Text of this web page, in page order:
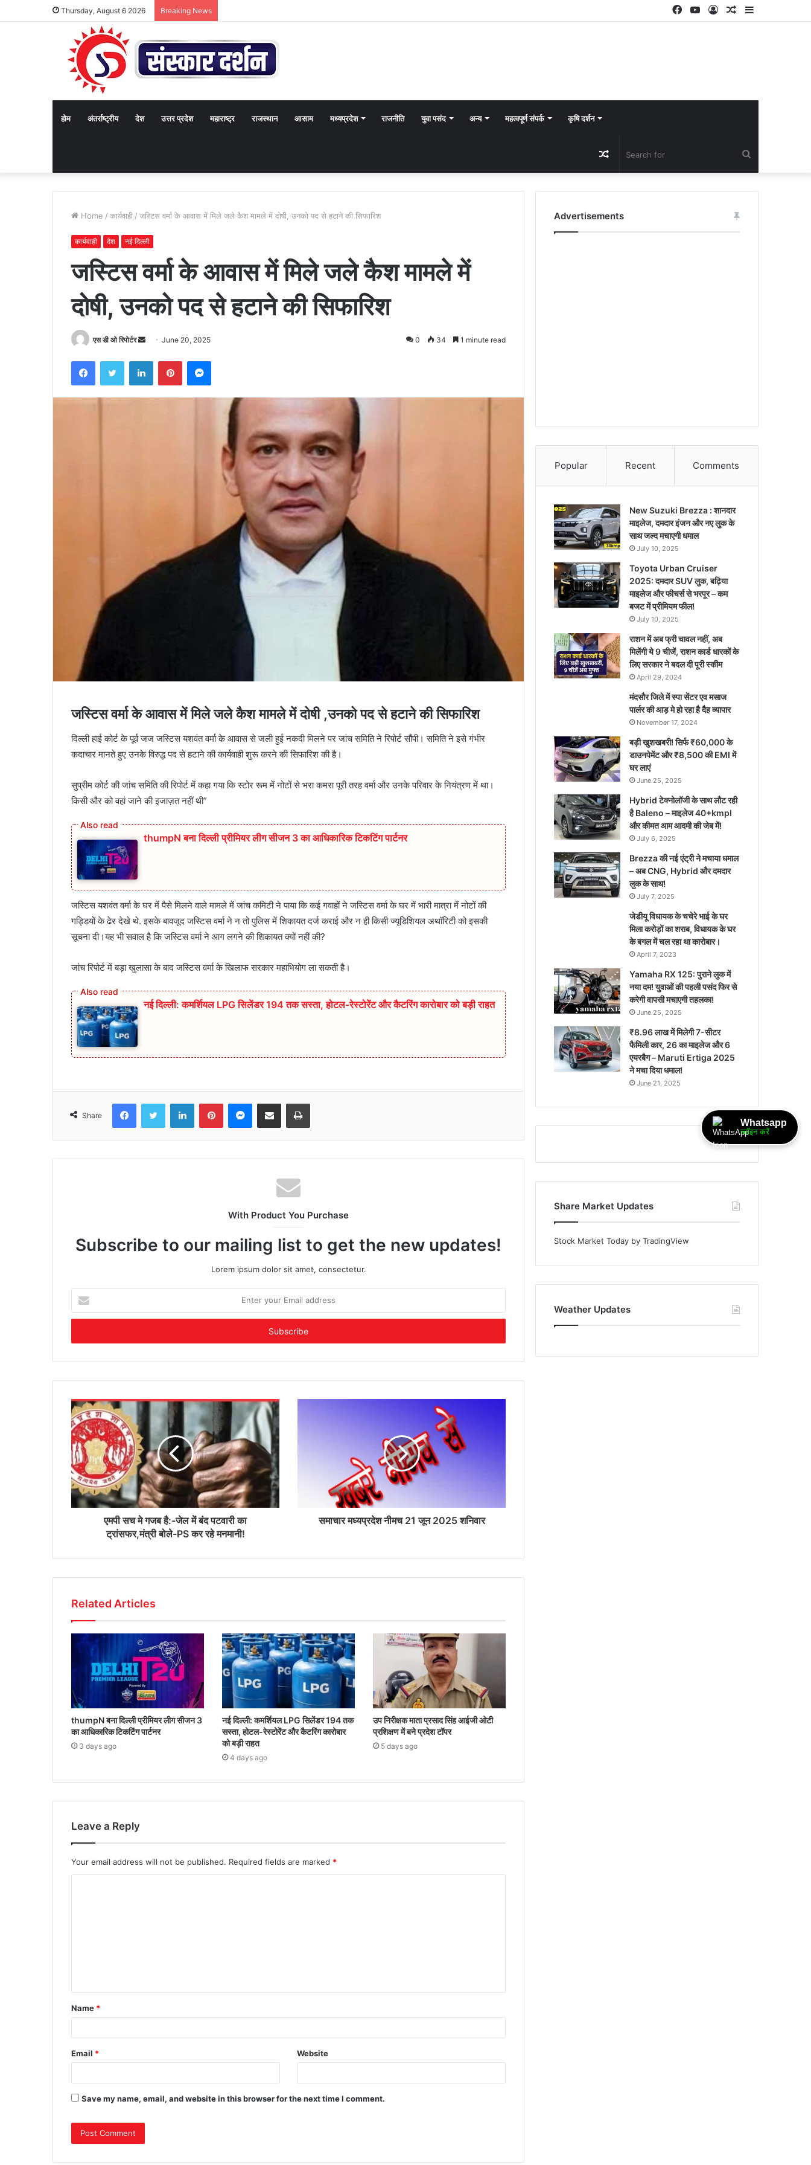
Thursday, August 6 2026 Breaking News Sidebar
Random
Log
YouTube
Facebook
होम अंतर्राष्ट्रीय देश उत्तर प्रदेश महाराष्ट्र राजस्थान आसाम मध्यप्रदेश राजनीति युवा पसंद अन्य महत्वपूर्ण संपर्क कृषि दर्शन
for
Random
Article
Home / कार्यवाही / जस्टिस वर्मा के आवास में मिले जले कैश मामले में दोषी, उनको पद से हटाने की सिफारिश
कार्यवाही देश नई दिल्ली
जस्टिस वर्मा के आवास में मिले जले कैश मामले में
दोषी, उनको पद से हटाने की सिफारिश
एस डी ओ रिपोर्टर
SendJune 20, 2025 0 34 1 minute read
FacebookTwitter LinkedInPinterestMessenger
जस्टिस वर्मा के आवास में मिले जले कैश मामले में दोषी ,उनको पद से हटाने की सिफारिश
दिल्ली हाई कोर्ट के पूर्व जज जस्टिस यशवंत वर्मा के आवास से जली हुई नकदी मिलने पर जांच समिति ने रिपोर्ट सौंपी। समिति ने इसे गंभीर
कदाचार मानते हुए उनके विरुद्ध पद से हटाने की कार्यवाही शुरू करने की सिफारिश की है।
सुप्रीम कोर्ट की जांच समिति की रिपोर्ट में कहा गया कि स्टोर रूम में नोटों से भरा कमरा पूरी तरह वर्मा और उनके परिवार के नियंत्रण में था।
किसी और को वहां जाने की इजाज़त नहीं थी”
thumpN बना दिल्ली प्रीमियर लीग सीजन 3 का आधिकारिक टिकटिंग पार्टनर
जस्टिस यशवंत वर्मा के घर में पैसे मिलने वाले मामले में जांच कमिटी ने पाया कि कई गवाहों ने जस्टिस वर्मा के घर में भारी मात्रा में नोटों की
गड्डियों के ढेर देखे थे. इसके बावजूद जस्टिस वर्मा ने न तो पुलिस में शिकायत दर्ज कराई और न ही किसी ज्यूडिशियल अथॉरिटी को इसकी
सूचना दी।यह भी सवाल है कि जस्टिस वर्मा ने आग लगने की शिकायत क्यों नहीं की?
जांच रिपोर्ट में बड़ा खुलासा के बाद जस्टिस वर्मा के खिलाफ सरकार महाभियोग ला सकती है।
नई दिल्ली: कमर्शियल LPG सिलेंडर 194 तक सस्ता, होटल-रेस्टोरेंट और कैटरिंग कारोबार को बड़ी राहत
Share
FacebookTwitter LinkedInPinterestMessenger
Share via Email Print
With Product You Purchase
Subscribe to our mailing list to get the new updates!
Lorem ipsum dolor sit amet, consectetur.
your
Email
एमपी सच मे गजब है:-जेल में बंद पटवारी का
ट्रांसफर,मंत्री बोले-PS कर रहे मनमानी!
समाचार मध्यप्रदेश नीमच 21 जून 2025 शनिवार
Related Articles
thumpN बना दिल्ली प्रीमियर लीग सीजन 3
का आधिकारिक टिकटिंग पार्टनर
3 days ago
नई दिल्ली: कमर्शियल LPG सिलेंडर 194 तक
सस्ता, होटल-रेस्टोरेंट और कैटरिंग कारोबार
को बड़ी राहत
4 days ago
उप निरीक्षक माता प्रसाद सिंह आईजी ओटी
प्रशिक्षण में बने प्रदेश टॉपर
5 days ago
Leave a Reply
Your email address will not be published. Required fields are marked *
Name *
Email * Website
Save my name, email, and website in this browser for the next time I comment.
Advertisements
Popular Recent Comments
New Suzuki Brezza : शानदार
माइलेज, दमदार इंजन और नए लुक के
साथ जल्द मचाएगी धमाल
July 10, 2025
Toyota Urban Cruiser
2025: दमदार SUV लुक, बढ़िया
माइलेज और फीचर्स से भरपूर – कम
बजट में प्रीमियम फील!
July 10, 2025
राशन में अब फ्री चावल नहीं, अब
मिलेंगी ये 9 चीजें, राशन कार्ड धारकों के
लिए सरकार ने बदल दी पूरी स्कीम
April 29, 2024
मंदसौर जिले में स्पा सेंटर एव मसाज
पार्लर की आड़ मे हो रहा है दैह व्यापार
November 17, 2024
बड़ी खुशखबरी! सिर्फ ₹60,000 के
डाउनपेमेंट और ₹8,500 की EMI में
घर लाएं
June 25, 2025
Hybrid टेक्नोलॉजी के साथ लौट रही
है Baleno – माइलेज 40+kmpl
और कीमत आम आदमी की जेब में!
July 6, 2025
Brezza की नई एंट्री ने मचाया धमाल
– अब CNG, Hybrid और दमदार
लुक के साथ!
July 7, 2025
जेडीयू विधायक के चचेरे भाई के घर
मिला करोड़ों का शराब, विधायक के घर
के बगल में चल रहा था कारोबार।
April 7, 2023
Yamaha RX 125: पुराने लुक में
नया दम! युवाओं की पहली पसंद फिर से
करेगी वापसी मचाएगी तहलका!
June 25, 2025
₹8.96 लाख में मिलेगी 7-सीटर
फैमिली कार, 26 का माइलेज और 6
एयरबैग – Maruti Ertiga 2025
ने मचा दिया धमाल!
June 21, 2025
Share Market Updates
Stock Market Today by TradingView
Weather Updates
Whatsapp
ज्वॉइन करें